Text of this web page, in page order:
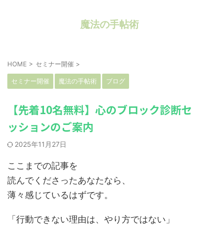
魔法の手帖術
HOME > セミナー開催 >
セミナー開催 魔法の手帖術 ブログ
【先着10名無料】心のブロック診断セ
ッションのご案内
2025年11月27日
ここまでの記事を
読んでくださったあなたなら、
薄々感じているはずです。
「行動できない理由は、やり方ではない」